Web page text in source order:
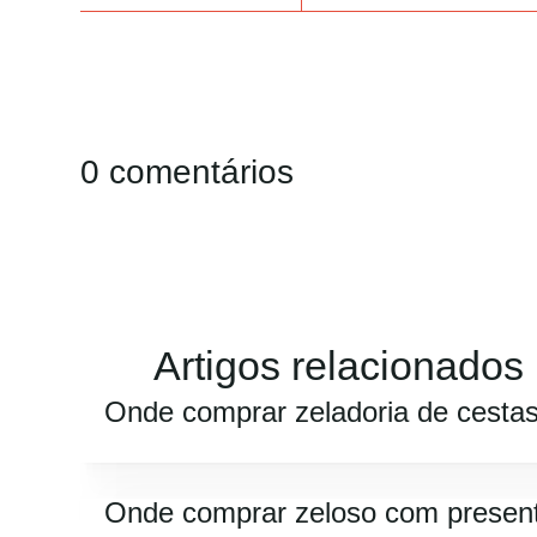
0 comentários
Artigos relacionados
Onde comprar zeladoria de
Onde comprar zeloso com